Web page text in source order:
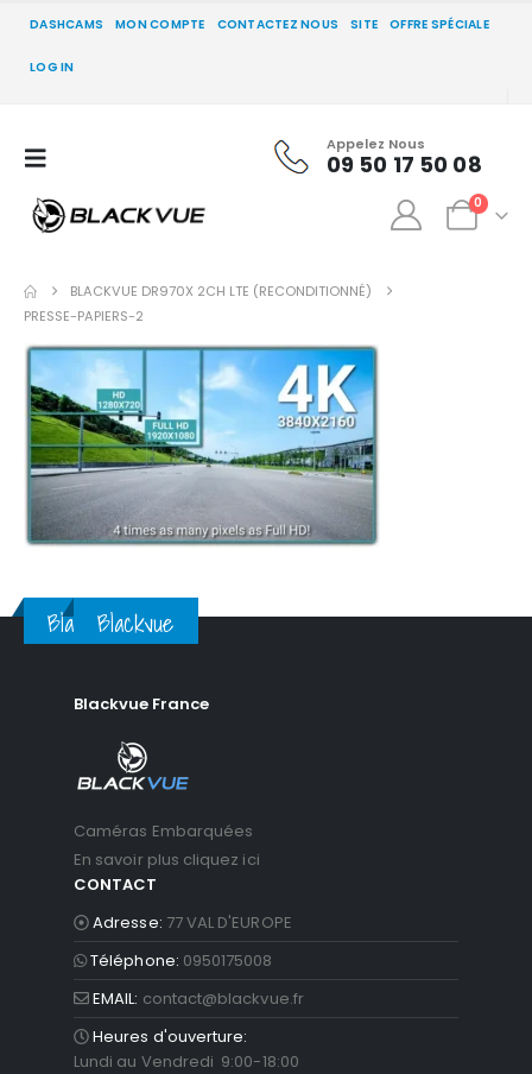
DASHCAMS MON COMPTE CONTACTEZ NOUS SITE OFFRE SPÉCIALE
LOG IN
Appelez Nous
09 50 17 50 08
0
BLACKVUE DR970X 2CH LTE (RECONDITIONNÉ)
PRESSE-PAPIERS-2
BlackvueBlackvue
Blackvue France
Caméras Embarquées
En savoir plus cliquez ici
CONTACT
Adresse: 77 VAL D'EUROPE
Téléphone: 0950175008
EMAIL: contact@blackvue.fr
Heures d'ouverture:
Lundi au Vendredi 9:00-18:00